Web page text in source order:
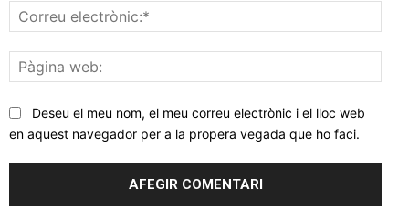
web:
Deseu el meu nom, el meu correu electrònic i el lloc web
en aquest navegador per a la propera vegada que ho faci.